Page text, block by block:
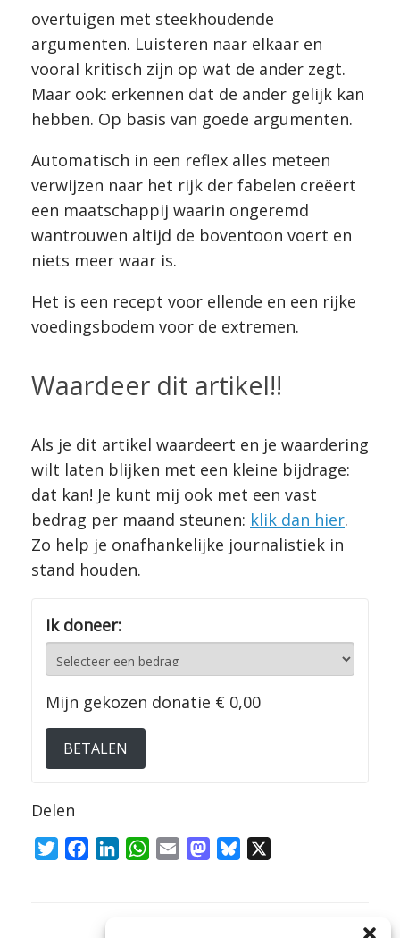
overtuigen met steekhoudende
argumenten. Luisteren naar elkaar en
vooral kritisch zijn op wat de ander zegt.
Maar ook: erkennen dat de ander gelijk kan
hebben. Op basis van goede argumenten.
Automatisch in een reflex alles meteen
verwijzen naar het rijk der fabelen creëert
een maatschappij waarin ongeremd
wantrouwen altijd de boventoon voert en
niets meer waar is.
Het is een recept voor ellende en een rijke
voedingsbodem voor de extremen.
Waardeer dit artikel!!
Als je dit artikel waardeert en je waardering
wilt laten blijken met een kleine bijdrage:
dat kan! Je kunt mij ook met een vast
bedrag per maand steunen: klik dan hier.
Zo help je onafhankelijke journalistiek in
stand houden.
Ik doneer:
Mijn gekozen donatie € 0,00
BETALEN
Delen
W
M
Bericht navigatie